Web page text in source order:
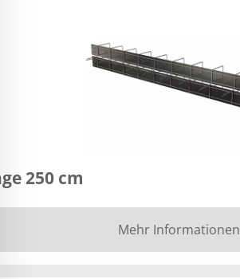
250 cm
Mehr Informationen